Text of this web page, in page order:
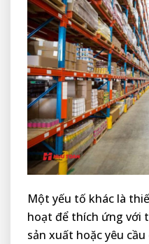
Một yếu tố khác là
hoạt để thích ứng với
sản xuất hoặc yêu